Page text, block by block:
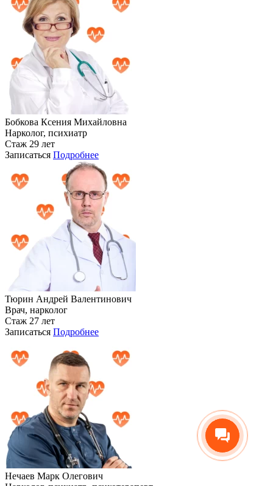
Бобкова Ксения Михайловна
Нарколог, психиатр
Стаж 29 лет
Записаться Подробнее
Тюрин Андрей Валентинович
Врач, нарколог
Стаж 27 лет
Записаться Подробнее
Нечаев Марк Олегович